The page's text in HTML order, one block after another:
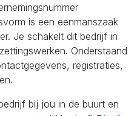
is een eenmanszaak
Je schakelt dit bedrijf in
Onderstaand
registraties,
bij jou in de buurt en